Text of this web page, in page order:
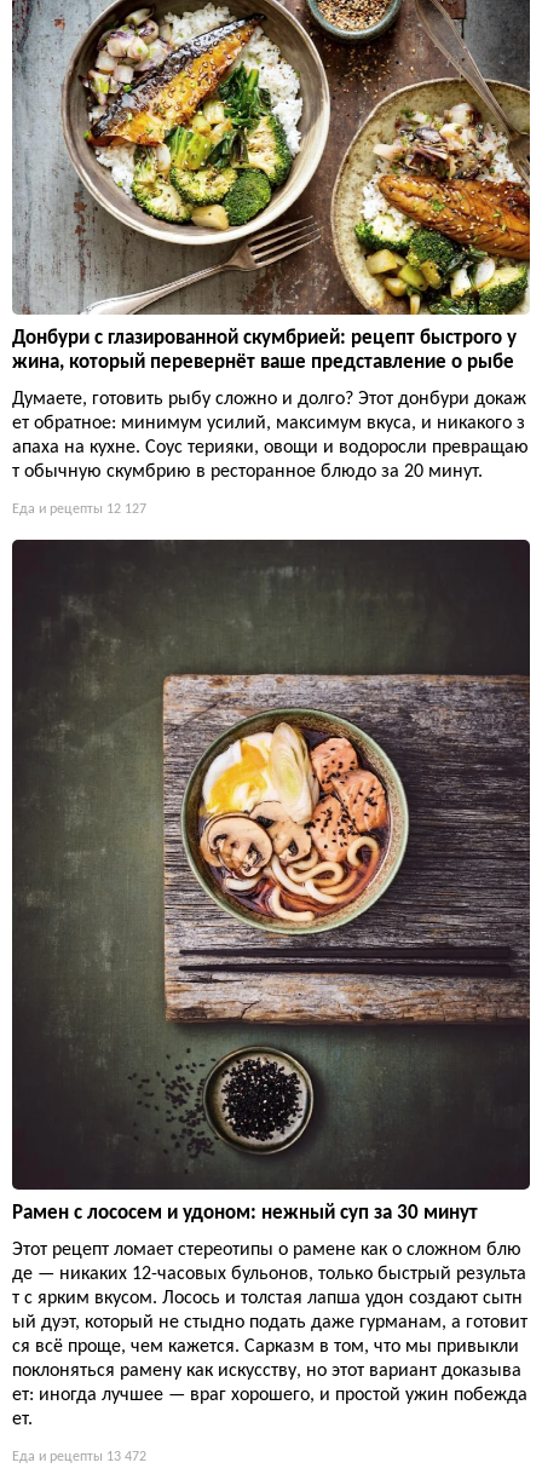
Донбури с глазированной скумбрией: рецепт быстрого у
жина, который перевернёт ваше представление о рыбе
Думаете, готовить рыбу сложно и долго? Этот донбури докаж
ет обратное: минимум усилий, максимум вкуса, и никакого з
апаха на кухне. Соус терияки, овощи и водоросли превращаю
т обычную скумбрию в ресторанное блюдо за 20 минут.
Еда и рецепты 12 127
Рамен с лососем и удоном: нежный суп за 30 минут
Этот рецепт ломает стереотипы о рамене как о сложном блю
де — никаких 12-часовых бульонов, только быстрый результа
т с ярким вкусом. Лосось и толстая лапша удон создают сытн
ый дуэт, который не стыдно подать даже гурманам, а готовит
ся всё проще, чем кажется. Сарказм в том, что мы привыкли
поклоняться рамену как искусству, но этот вариант доказыва
ет: иногда лучшее — враг хорошего, и простой ужин побежда
ет.
Еда и рецепты 13 472